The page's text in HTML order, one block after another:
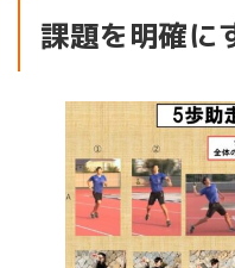
課題を明確に